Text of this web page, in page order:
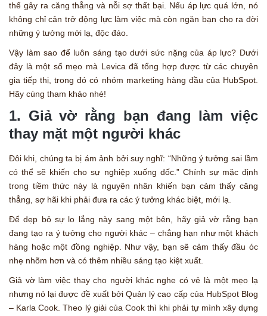
thể gây ra căng thẳng và nỗi sợ thất bại. Nếu áp lực quá lớn, nó
không chỉ cản trở động lực làm việc mà còn ngăn bạn cho ra đời
những ý tưởng mới lạ, độc đáo.
Vậy làm sao để luôn sáng tạo dưới sức nặng của áp lực? Dưới
đây là một số mẹo mà Levica đã tổng hợp được từ các chuyên
gia tiếp thị, trong đó có nhóm marketing hàng đầu của HubSpot.
Hãy cùng tham khảo nhé!
1. Giả vờ rằng bạn đang làm việc
thay mặt một người khác
Đôi khi, chúng ta bị ám ảnh bởi suy nghĩ: “Những ý tưởng sai lầm
có thể sẽ khiến cho sự nghiệp xuống dốc.” Chính sự mặc định
trong tiềm thức này là nguyên nhân khiến bạn cảm thấy căng
thẳng, sợ hãi khi phải đưa ra các ý tưởng khác biệt, mới lạ.
Để dẹp bỏ sự lo lắng này sang một bên, hãy giả vờ rằng bạn
đang tạo ra ý tưởng cho người khác – chẳng hạn như một khách
hàng hoặc một đồng nghiệp. Như vậy, bạn sẽ cảm thấy đầu óc
nhẹ nhõm hơn và có thêm nhiều sáng tạo kiệt xuất.
Giả vờ làm việc thay cho người khác nghe có vẻ là một mẹo lạ
nhưng nó lại được đề xuất bởi Quản lý cao cấp của HubSpot Blog
– Karla Cook. Theo lý giải của Cook thì khi phải tự mình xây dựng